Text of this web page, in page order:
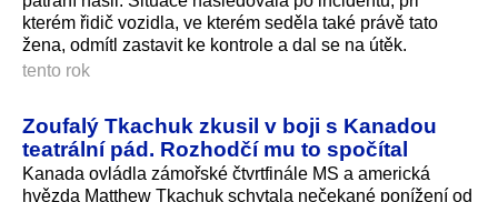
kterém řidič vozidla, ve kterém seděla také právě tato
žena, odmítl zastavit ke kontrole a dal se na útěk.
tento rok
Zoufalý Tkachuk zkusil v boji s Kanadou
teatrální pád. Rozhodčí mu to spočítal
Kanada ovládla zámořské čtvrtfinále MS a americká
hvězda Matthew Tkachuk schytala nečekané ponížení od